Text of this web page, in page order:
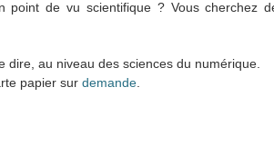
point de vu scientifique ? Vous cherchez
dire, au niveau des sciences du numérique.
papier sur demande